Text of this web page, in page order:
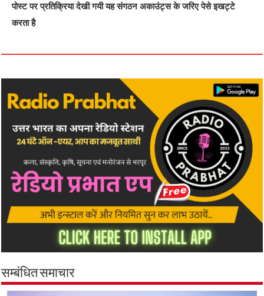
पोस्ट पर प्रतिक्रिया देखी गयी यह संगठन अकाउंट्स के जरिए पेसे इखट्टे
करता है
सम्बंधित समाचार